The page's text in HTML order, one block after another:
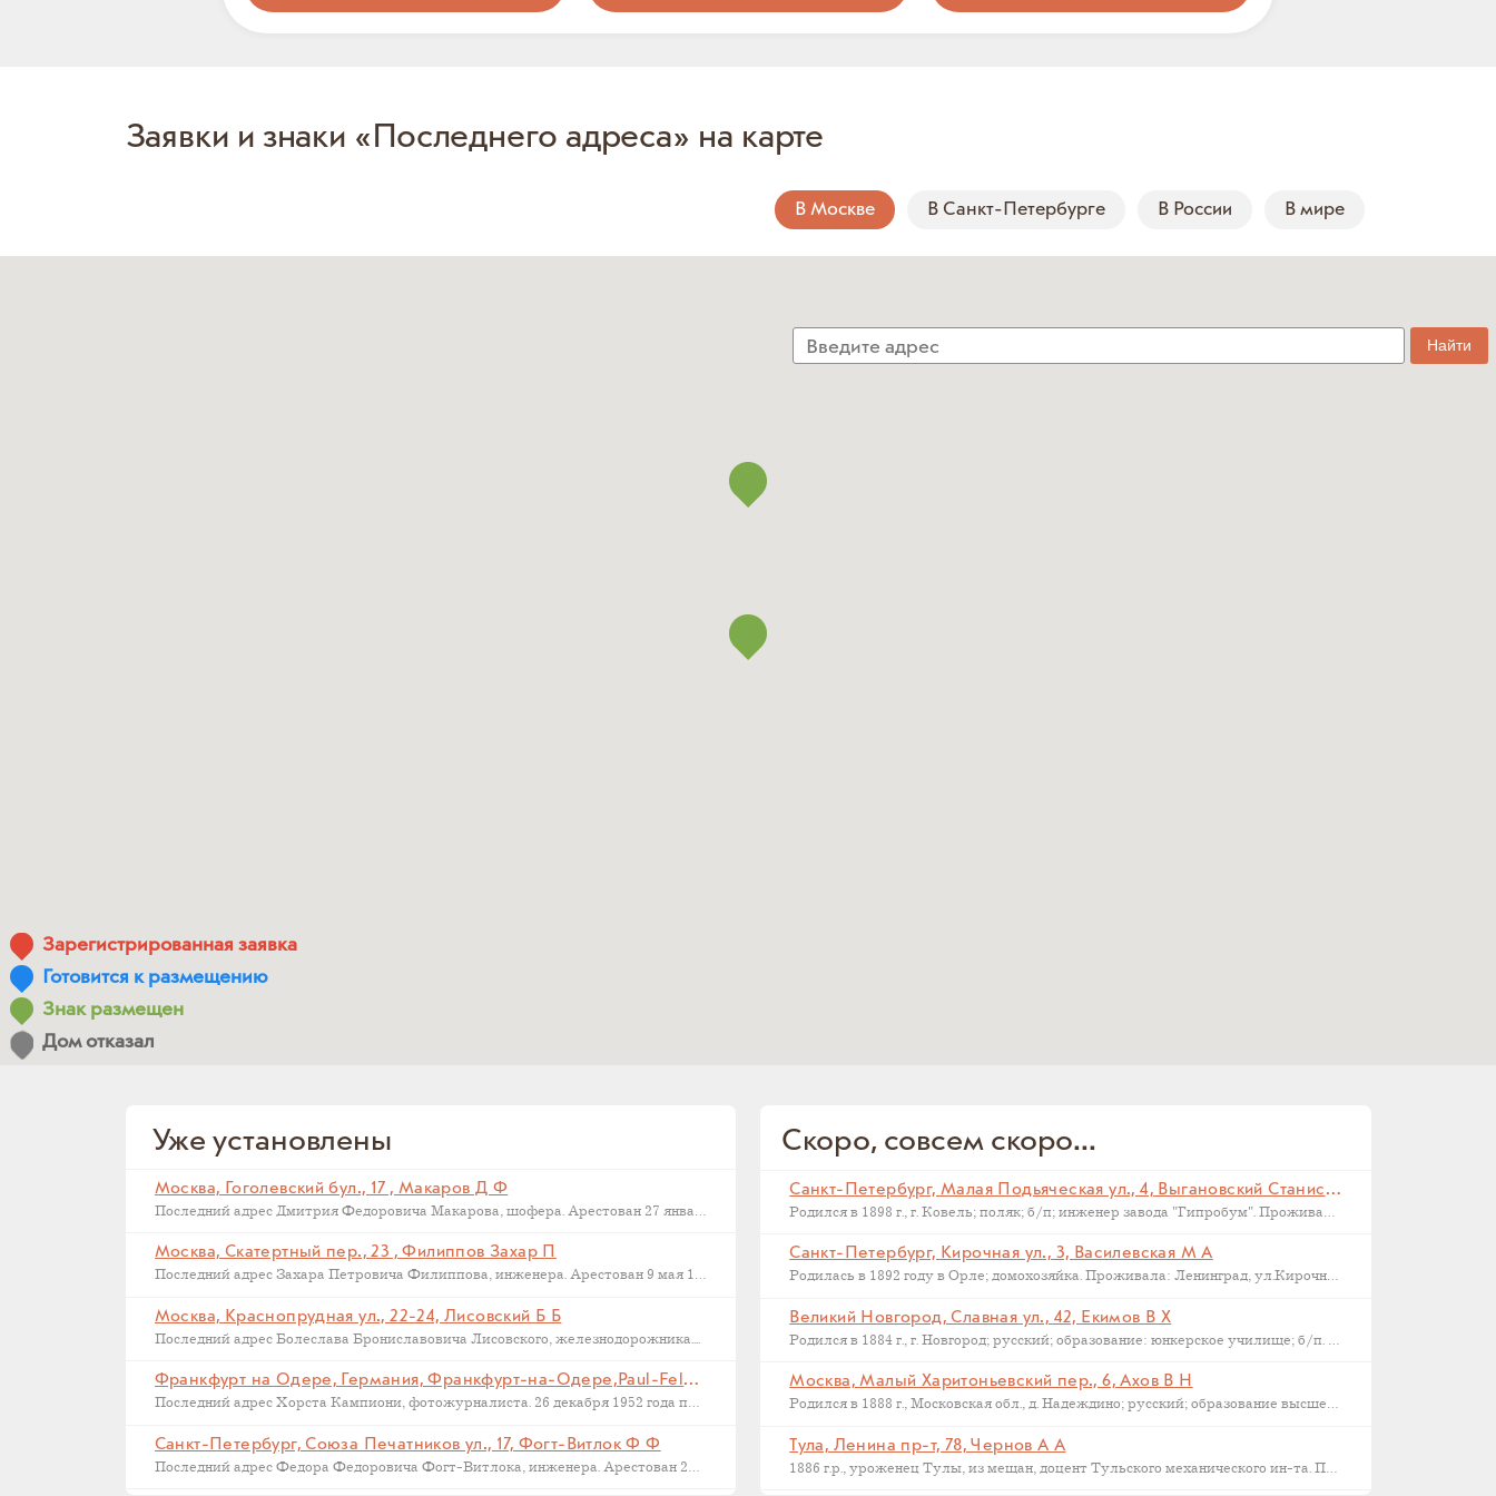
Заявки и знаки «Последнего адреса» на карте
В Москве В Санкт-Петербурге В России В мире
Зарегистрированная заявка
Готовится к размещению
Знак размещен
Дом отказал
Уже установлены
Москва, Гоголевский бул., 17 , Макаров Д Ф
Последний адрес Дмитрия Федоровича Макарова, шофера. Арестован 27 января 1937...
Москва, Скатертный пер., 23 , Филиппов Захар П
Последний адрес Захара Петровича Филиппова, инженера. Арестован 9 мая 1933...
Москва, Краснопрудная ул., 22-24, Лисовский Б Б
Последний адрес Болеслава Брониславовича Лисовского, железнодорожника....
Франкфурт на Одере, Германия, Франкфурт-на-Одере,Paul-Feldner-Straße, 13, Кампиони Х Г
Последний адрес Хорста Кампиони, фотожурналиста. 26 декабря 1952 года приговорен...
Санкт-Петербург, Союза Печатников ул., 17, Фогт-Витлок Ф Ф
Последний адрес Федора Федоровича Фогт-Витлока, инженера. Арестован 27 июня...
Скоро, совсем скоро...
Санкт-Петербург, Малая Подьяческая ул., 4, Выгановский Станислав С (
Родился в 1898 г., г. Ковель; поляк; б/п; инженер завода "Гипробум". Проживал: Ленинград, Малая Подьяческая ул., д.4, кв.18. Арестован 16 сентября 1937 г. Приговорен: Комиссия НКВД и прокуратуры СССР 23 сентября 1937 г., обв.: 58-6-9-11 УК РСФСР. Расстрелян 28 сентября 1937 г. Реабилитирован 16.09.1957.
Санкт-Петербург, Кирочная ул., 3, Василевская М А
Родилась в 1892 году в Орле; домохозяйка. Проживала: Ленинград, ул.Кирочная, д.3, кв.2. Арестована: сентябрь-ноябрь 1937 года. Была сослана в Казахстан как ЧСИР. Умерла в 1944-45 г, село Манкент, Южный Казахстан.
Великий Новгород, Славная ул., 42, Екимов В Х
Родился в 1884 г., г. Новгород; русский; образование: юнкерское училище; б/п. Счетовод леспромхоза. Проживал: г. Новгород. Арестован 18 марта 1931 г. Приговорен: 23 апреля 1931 г. Приговор: Дело прекращено, освобожден. Бухгалтер артели "Сапожник". Арестован 2 апреля 1938 г. Приговор: ВМН.
Москва, Малый Харитоньевский пер., 6, Ахов В Н
Родился в 1888 г., Московская обл., д. Надеждино; русский; образование высшее; член ВКП(б); преподаватель Военной Академии РККА. Проживал: Москва, ул. М. Харитоньевская, 6-4. Арестован 31 декабря 1932 г. Приговорен: Коллегией ОГПУ 17 февраля 1933 г., обв.: террористической деятельности, к.-р. агитации и пропаганде. Расстрелян 21 марта 1933 г. Место захоронения – Москва, Ваганьковское кладбище. Реабилитирован 6 марта 1958 г.
Тула, Ленина пр-т, 78, Чернов А А
1886 г.р., уроженец Тулы, из мещан, доцент Тульского механического ин-та. Проживал: Тула, ул. Коммунаров 122, кв. 17. Арестован 24 января 1938 г. Обвинение: участник контрреволюционной эсеровской организации г. Тулы. Дата смерти – 9 октября 1938 года. Реабилитирован в 1955 году.